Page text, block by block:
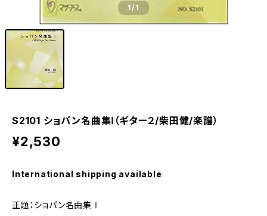
1/1
S2101 ショパン名曲集Ⅰ（ギター２/柴田健/楽譜）
¥2,530
International shipping available
正題：ショパン名曲集Ⅰ